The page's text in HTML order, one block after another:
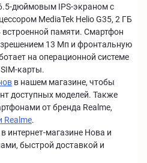
дюймовым IPS-экраном с
MediaTek Helio G35, 2 ГБ
памяти. Смартфон
13 Мп и фронтальную
на операционной системе
карты.
в нашем магазине, чтобы
доступных моделей. Также
от бренда Realme,
Realme.
интернет-магазине Нова и
быстрой доставкой и